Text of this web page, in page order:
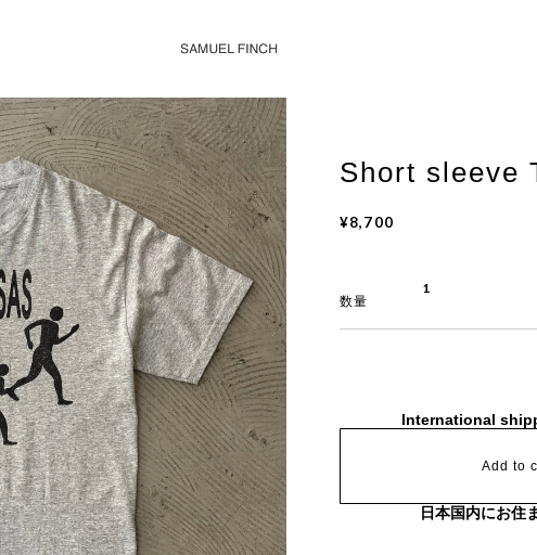
Short sleeve
¥8,700
数量
International
Add to
日本国内にお住